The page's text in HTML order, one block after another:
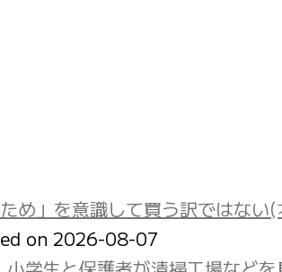
」を意識して買う訳ではない(
on 2026-08-07